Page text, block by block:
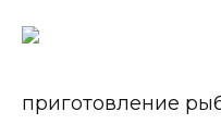
приготовление